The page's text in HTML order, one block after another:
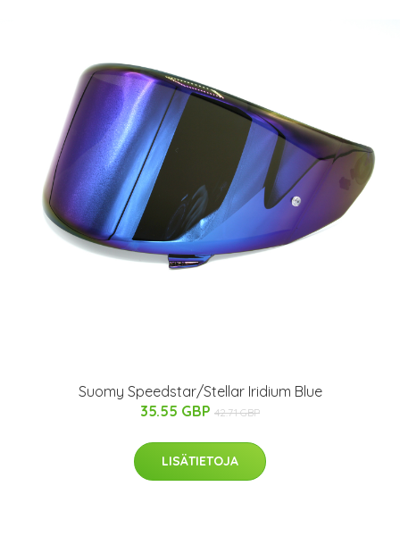
Suomy Speedstar/Stellar Iridium Blue
35.55 GBP 42.71 GBP
LISÄTIETOJA